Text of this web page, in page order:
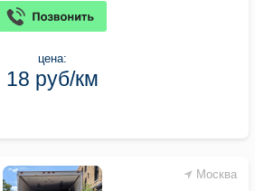
цена:
18 руб/км
Москва